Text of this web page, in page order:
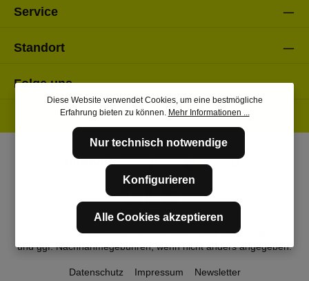
Service
Standort
Folge uns
* Alle Preise inkl. gesetzl. Mehrwertsteuer zzgl.Versandkosten
und ggf. Nachnahmegebühren, wenn nicht anders angegeben.
Datenschutz Impressum Newsletter
Diese Website verwendet Cookies, um eine bestmögliche
Erfahrung bieten zu können. Mehr Informationen ...
Nur technisch notwendige
Konfigurieren
Alle Cookies akzeptieren